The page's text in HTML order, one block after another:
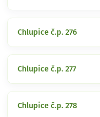
Chlupice č.p. 276
Chlupice č.p. 277
Chlupice č.p. 278